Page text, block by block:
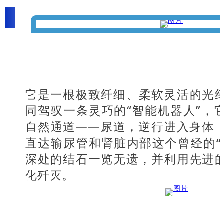
图片
PART.01
它是一根极致纤细、柔软灵活的
同驾驭一条灵巧的“智能机器人”
自然通道——尿道，逆行进入身体
直达输尿管和肾脏内部这个曾经的
深处的结石一览无遗，并利用先进
化歼灭。
图片